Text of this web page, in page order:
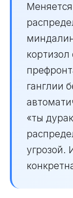
кортизол
ганглии
«ты
угрозой.